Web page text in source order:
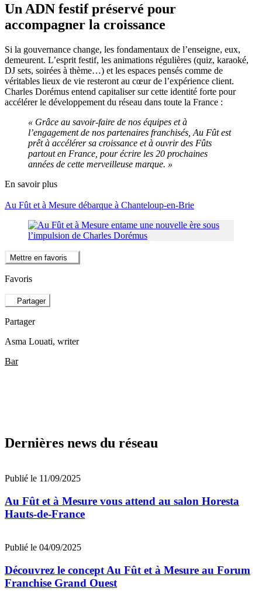
Un ADN festif préservé pour
accompagner la croissance
Si la gouvernance change, les fondamentaux de l’enseigne, eux,
demeurent. L’esprit festif, les animations régulières (quiz, karaoké,
DJ sets, soirées à thème…) et les espaces pensés comme de
véritables lieux de vie resteront au cœur de l’expérience client.
Charles Dorémus entend capitaliser sur cette identité forte pour
accélérer le développement du réseau dans toute la France :
« Grâce au savoir-faire de nos équipes et à
l’engagement de nos partenaires franchisés, Au Fût est
prêt à accélérer sa croissance et à ouvrir des Fûts
partout en France, pour écrire les 20 prochaines
années de cette merveilleuse marque. »
En savoir plus
Au Fût et à Mesure débarque à Chanteloup-en-Brie
Mettre en favoris
Favoris
Partager
Partager
Asma Louati, writer
Bar
Dernières news du réseau
Publié le 11/09/2025
Au Fût et à Mesure vous attend au salon Horesta
Hauts-de-France
Publié le 04/09/2025
Découvrez le concept Au Fût et à Mesure au Forum
Franchise Grand Ouest